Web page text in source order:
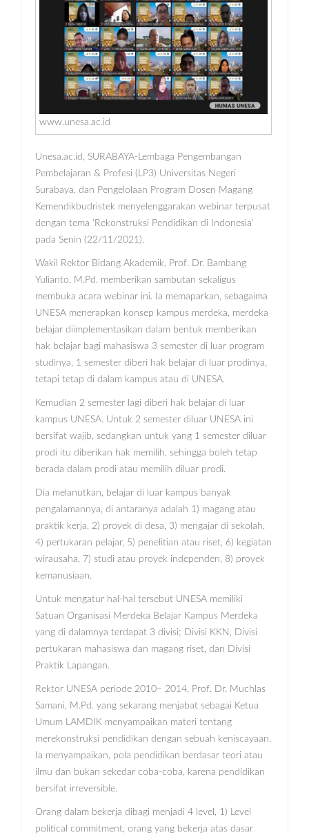
www.unesa.ac.id
Unesa.ac.id, SURABAYA-Lembaga Pengembangan
Pembelajaran & Profesi (LP3) Universitas Negeri
Surabaya, dan Pengelolaan Program Dosen Magang
Kemendikbudristek menyelenggarakan webinar terpusat
dengan tema ‘Rekonstruksi Pendidikan di Indonesia’
pada Senin (22/11/2021).
Wakil Rektor Bidang Akademik, Prof. Dr. Bambang
Yulianto, M.Pd. memberikan sambutan sekaligus
membuka acara webinar ini. Ia memaparkan, sebagaima
UNESA menerapkan konsep kampus merdeka, merdeka
belajar diimplementasikan dalam bentuk memberikan
hak belajar bagi mahasiswa 3 semester di luar program
studinya, 1 semester diberi hak belajar di luar prodinya,
tetapi tetap di dalam kampus atau di UNESA.
Kemudian 2 semester lagi diberi hak belajar di luar
kampus UNESA. Untuk 2 semester diluar UNESA ini
bersifat wajib, sedangkan untuk yang 1 semester diluar
prodi itu diberikan hak memilih, sehingga boleh tetap
berada dalam prodi atau memilih diluar prodi.
Dia melanutkan, belajar di luar kampus banyak
pengalamannya, di antaranya adalah 1) magang atau
praktik kerja, 2) proyek di desa, 3) mengajar di sekolah,
4) pertukaran pelajar, 5) penelitian atau riset, 6) kegiatan
wirausaha, 7) studi atau proyek independen, 8) proyek
kemanusiaan.
Untuk mengatur hal-hal tersebut UNESA memiliki
Satuan Organisasi Merdeka Belajar Kampus Merdeka
yang di dalamnya terdapat 3 divisi; Divisi KKN, Divisi
pertukaran mahasiswa dan magang riset, dan Divisi
Praktik Lapangan.
Rektor UNESA periode 2010– 2014, Prof. Dr. Muchlas
Samani, M.Pd. yang sekarang menjabat sebagai Ketua
Umum LAMDIK menyampaikan materi tentang
merekonstruksi pendidikan dengan sebuah keniscayaan.
Ia menyampaikan, pola pendidikan berdasar teori atau
ilmu dan bukan sekedar coba-coba, karena pendidikan
bersifat irreversible.
Orang dalam bekerja dibagi menjadi 4 level, 1) Level
political commitment, orang yang bekerja atas dasar